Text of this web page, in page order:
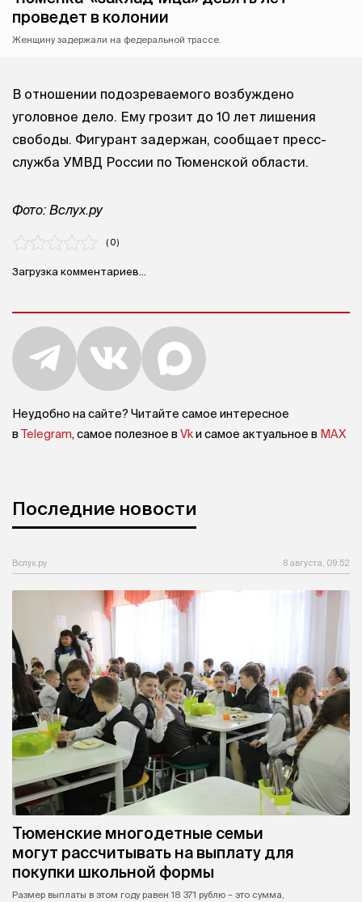
проведет в колонии
Женщину задержали на федеральной трассе.
В отношении подозреваемого возбуждено
уголовное дело. Ему грозит до 10 лет лишения
свободы. Фигурант задержан, сообщает пресс-
служба УМВД России по Тюменской области.
Фото: Вслух.ру
( 0 )
Загрузка комментариев...
Неудобно на сайте? Читайте самое интересное
в Telegram, самое полезное в Vkи самое актуальное в MAX
Последние новости
Вслух.ру 8 августа, 09:52
Тюменские многодетные семьи
могут рассчитывать на выплату для
покупки школьной формы
Размер выплаты в этом году равен 18 371 рублю – это сумма,